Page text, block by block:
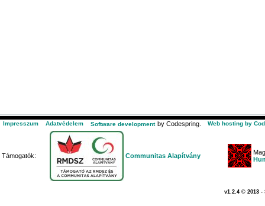
Impresszum Adatvédelem Software development by Codespring. Web hosting by
Támogatók: Communitas Alapítvány
v1.2.4 © 2013